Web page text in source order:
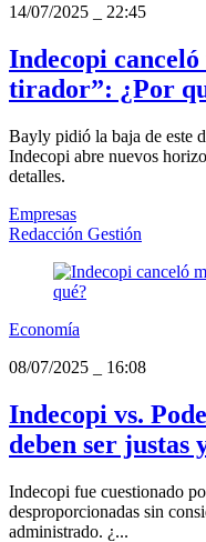
14/07/2025
22:45
Indecopi
tirador”: ¿Por
Bayly pidió la baja de este
Indecopi abre nuevos
detalles.
Empresas
Redacción Gestión
Economía
08/07/2025
16:08
Indecopi vs.
deben ser justas
Indecopi fue cuestionado
desproporcionadas sin
administrado. ¿...